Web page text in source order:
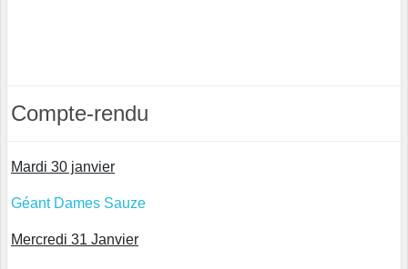
Compte-rendu
Mardi 30 janvier
Géant Dames Sauze
Mercredi 31 Janvier